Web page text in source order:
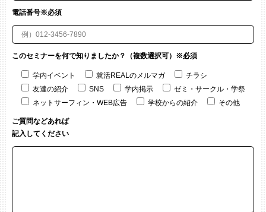
電話番号※必須
このセミナーを何で知りましたか？（複数選択可）※必須
学内イベント 就活REALのメルマガ
チラシ
友達の紹介
SNS 学内掲示
ゼミ・サークル・学祭
ネットサーフィン・WEB広告
学校からの紹介 その他
ご質問などあれば
記入してください